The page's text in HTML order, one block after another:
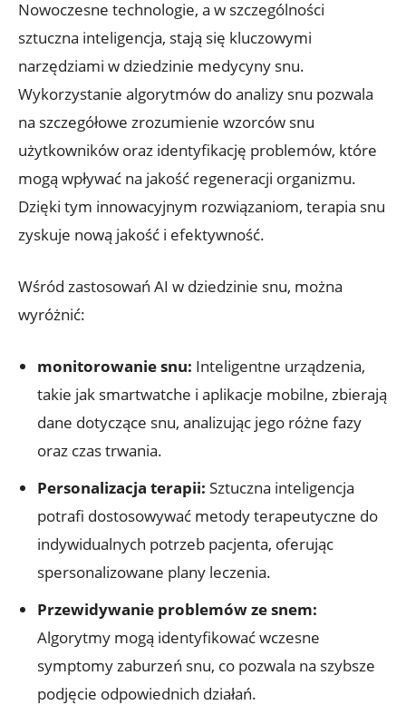
Nowoczesne technologie, a w szczególności
sztuczna inteligencja, stają się kluczowymi
narzędziami w dziedzinie medycyny snu.
Wykorzystanie algorytmów do analizy snu pozwala
na szczegółowe zrozumienie wzorców snu
użytkowników oraz identyfikację problemów, które
mogą wpływać na jakość regeneracji organizmu.
Dzięki tym innowacyjnym rozwiązaniom, terapia snu
zyskuje nową jakość i efektywność.
Wśród zastosowań AI w dziedzinie snu, można
wyróżnić:
monitorowanie snu: Inteligentne urządzenia,
takie jak smartwatche i aplikacje mobilne, zbierają
dane dotyczące snu, analizując jego różne fazy
oraz czas trwania.
Personalizacja terapii: Sztuczna inteligencja
potrafi dostosowywać metody terapeutyczne do
indywidualnych potrzeb pacjenta, oferując
spersonalizowane plany leczenia.
Przewidywanie problemów ze snem:
Algorytmy mogą identyfikować wczesne
symptomy zaburzeń snu, co pozwala na szybsze
podjęcie odpowiednich działań.